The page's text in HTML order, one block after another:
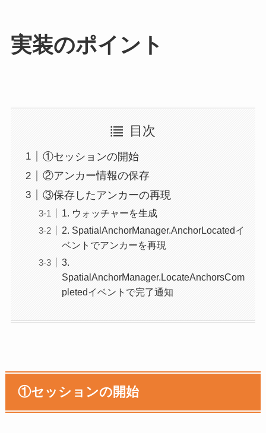
実装のポイント
目次
①セッションの開始
②アンカー情報の保存
③保存したアンカーの再現
1. ウォッチャーを生成
2. SpatialAnchorManager.AnchorLocatedイ
ベントでアンカーを再現
3.
SpatialAnchorManager.LocateAnchorsCom
pletedイベントで完了通知
①セッションの開始